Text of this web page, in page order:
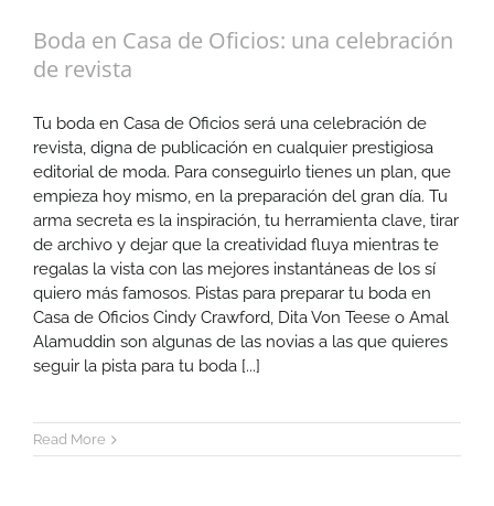
Boda en Casa de Oficios: una celebración
de revista
Tu boda en Casa de Oficios será una celebración de
revista, digna de publicación en cualquier prestigiosa
editorial de moda. Para conseguirlo tienes un plan, que
empieza hoy mismo, en la preparación del gran día. Tu
arma secreta es la inspiración, tu herramienta clave, tirar
de archivo y dejar que la creatividad fluya mientras te
regalas la vista con las mejores instantáneas de los sí
quiero más famosos. Pistas para preparar tu boda en
Casa de Oficios Cindy Crawford, Dita Von Teese o Amal
Alamuddin son algunas de las novias a las que quieres
seguir la pista para tu boda [...]
Read More